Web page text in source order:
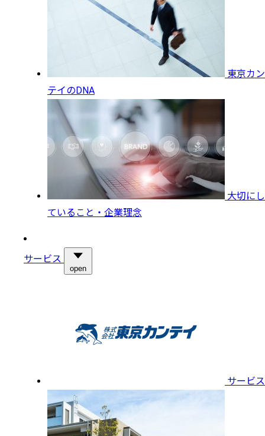
東京カン
テイのDNA
大切にし
ていること・企業理念
サービス
open
サービス